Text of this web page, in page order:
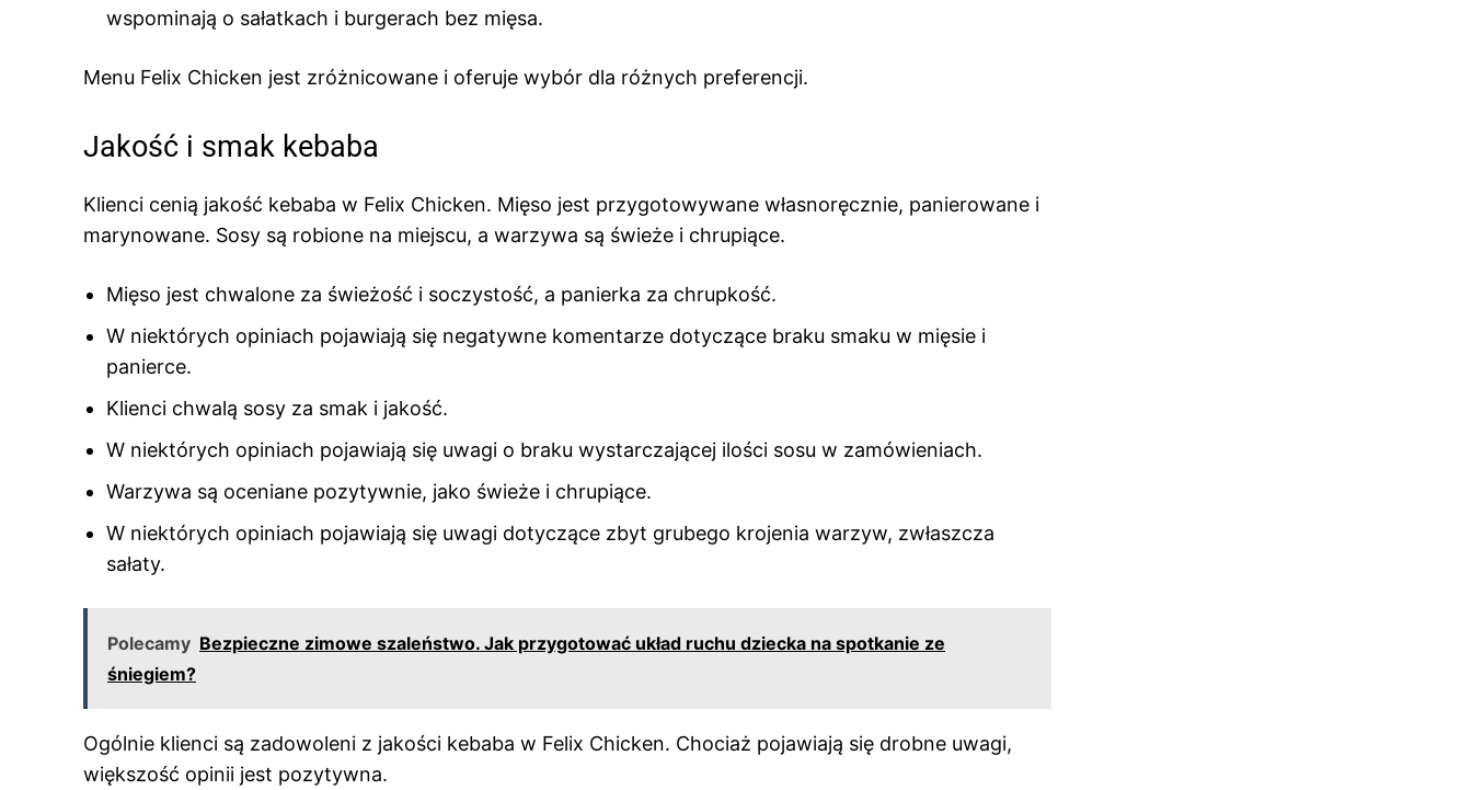
wspominają o sałatkach i burgerach bez mięsa.
Menu Felix Chicken jest zróżnicowane i oferuje wybór dla różnych preferencji.
Jakość i smak kebaba
Klienci cenią jakość kebaba w Felix Chicken. Mięso jest przygotowywane własnoręcznie, panierowane i
marynowane. Sosy są robione na miejscu, a warzywa są świeże i chrupiące.
Mięso jest chwalone za świeżość i soczystość, a panierka za chrupkość.
W niektórych opiniach pojawiają się negatywne komentarze dotyczące braku smaku w mięsie i
panierce.
Klienci chwalą sosy za smak i jakość.
W niektórych opiniach pojawiają się uwagi o braku wystarczającej ilości sosu w zamówieniach.
Warzywa są oceniane pozytywnie, jako świeże i chrupiące.
W niektórych opiniach pojawiają się uwagi dotyczące zbyt grubego krojenia warzyw, zwłaszcza
sałaty.
Polecamy Bezpieczne zimowe szaleństwo. Jak przygotować układ ruchu dziecka na spotkanie ze
śniegiem?
Ogólnie klienci są zadowoleni z jakości kebaba w Felix Chicken. Chociaż pojawiają się drobne uwagi,
większość opinii jest pozytywna.